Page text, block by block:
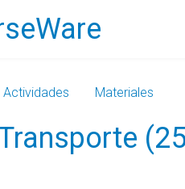
Actividades Materiales